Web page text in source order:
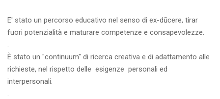
E' stato un percorso educativo nel senso di ex-dūcere, tirar
fuori potenzialità e maturare competenze e consapevolezze.
.
È stato un "continuum" di ricerca creativa e di adattamento alle
richieste, nel rispetto delle esigenze personali ed
interpersonali.
.